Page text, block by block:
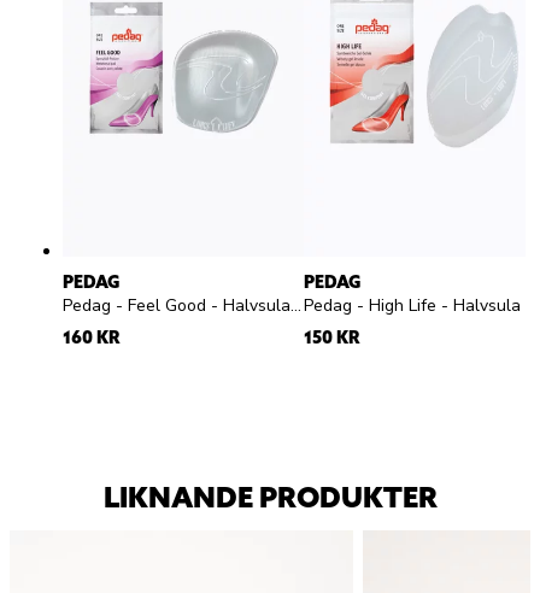
PEDAG
Pedag - Feel Good - Halvsula med pelotte silikon
160 KR
PEDAG
150 KR
LIKNANDE PRODUKTER